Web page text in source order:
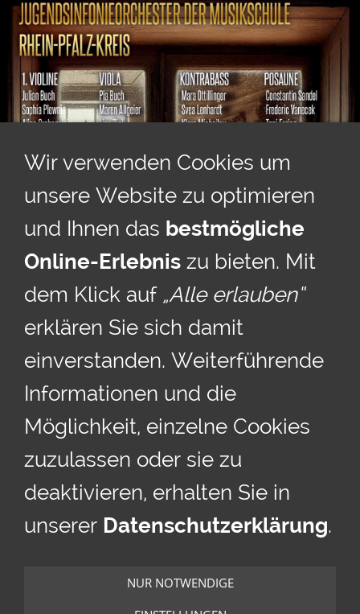
Wir verwenden Cookies um
unsere Website zu optimieren
und Ihnen das bestmögliche
Online-Erlebnis zu bieten. Mit
dem Klick auf „Alle erlauben“
erklären Sie sich damit
einverstanden. Weiterführende
Informationen und die
Möglichkeit, einzelne Cookies
zuzulassen oder sie zu
deaktivieren, erhalten Sie in
unserer Datenschutzerklärung.
NUR NOTWENDIGE